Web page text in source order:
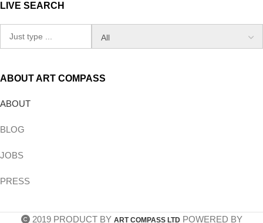
LIVE SEARCH
ABOUT ART COMPASS
ABOUT
BLOG
JOBS
PRESS
2019 PRODUCT BY ART COMPASS LTDPOWERED BY